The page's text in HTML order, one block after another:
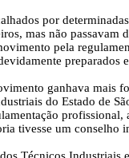
por
mas não
pela
ganhava mais
do Estado de
tivesse um conselho
Técnicos